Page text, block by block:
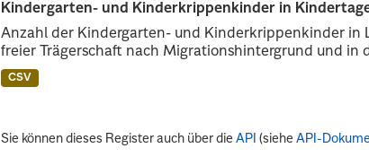
Kindergarten- und Kinderkrippenkinder in
Anzahl der Kindergarten- und Kinderkrippenkinder
freier Trägerschaft nach Migrationshintergrund und in
CSV
Sie können dieses Register auch über dieAPI (sieheAPI-